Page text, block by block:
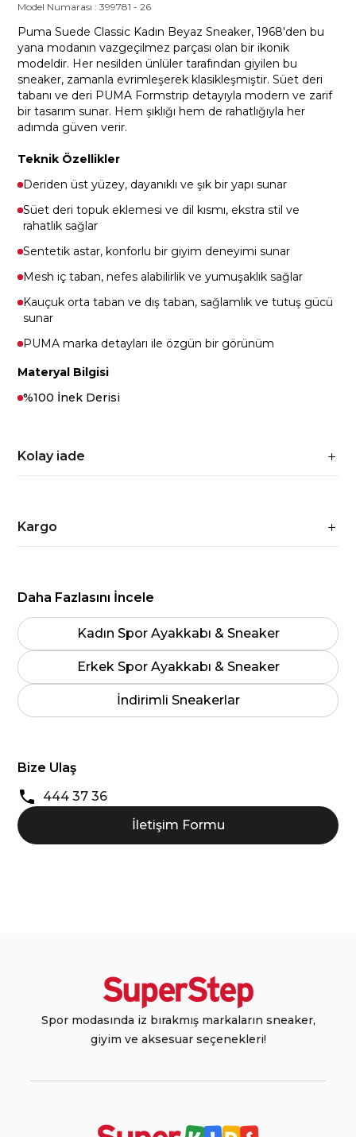
Model Numarası :399781 -26
Puma Suede Classic Kadın Beyaz Sneaker, 1968'den bu
yana modanın vazgeçilmez parçası olan bir ikonik
modeldir. Her nesilden ünlüler tarafından giyilen bu
sneaker, zamanla evrimleşerek klasikleşmiştir. Süet deri
tabanı ve deri PUMA Formstrip detayıyla modern ve zarif
bir tasarım sunar. Hem şıklığı hem de rahatlığıyla her
adımda güven verir.
Teknik Özellikler
Deriden üst yüzey, dayanıklı ve şık bir yapı sunar
Süet deri topuk eklemesi ve dil kısmı, ekstra stil ve
rahatlık sağlar
Sentetik astar, konforlu bir giyim deneyimi sunar
Mesh iç taban, nefes alabilirlik ve yumuşaklık sağlar
Kauçuk orta taban ve dış taban, sağlamlık ve tutuş gücü
sunar
PUMA marka detayları ile özgün bir görünüm
Materyal Bilgisi
%100 İnek Derisi
Kolay iade
Kargo
Daha Fazlasını İncele
Kadın Spor Ayakkabı & Sneaker
Erkek Spor Ayakkabı & Sneaker
İndirimli Sneakerlar
Bize Ulaş
444 37 36
İletişim Formu
Spor modasında iz bırakmış markaların sneaker,
giyim ve aksesuar seçenekleri!